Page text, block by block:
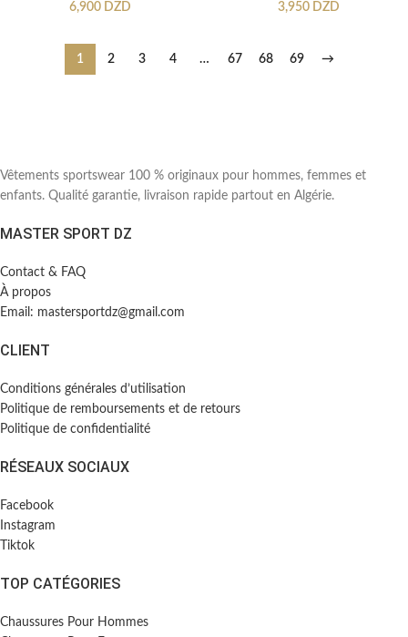
6,900 DZD 3,950 DZD
1 2 3 4 … 67 68 69 →
Vêtements sportswear 100 % originaux pour hommes, femmes et
enfants. Qualité garantie, livraison rapide partout en Algérie.
MASTER SPORT DZ
Contact & FAQ
À propos
Email: mastersportdz@gmail.com
CLIENT
Conditions générales d’utilisation
Politique de remboursements et de retours
Politique de confidentialité
RÉSEAUX SOCIAUX
Facebook
Instagram
Tiktok
TOP CATÉGORIES
Chaussures Pour Hommes